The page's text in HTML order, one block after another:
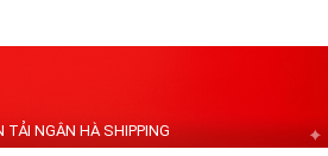
NGÂN HÀ SHIPPING